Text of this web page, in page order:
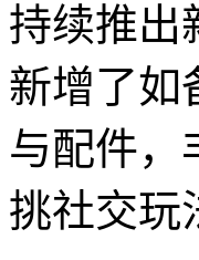
持续推出
新增了如
与配件，
挑社交玩